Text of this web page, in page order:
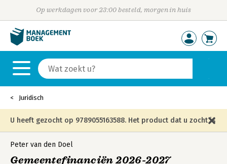
Op werkdagen voor 23:00 besteld, morgen in huis
Juridisch
U heeft gezocht op 9789055163588. Het product dat u zocht is
niet meer in die editie leverbaar en is vervangen door de
Peter van den Doel
Gemeentefinanciën 2026-2027